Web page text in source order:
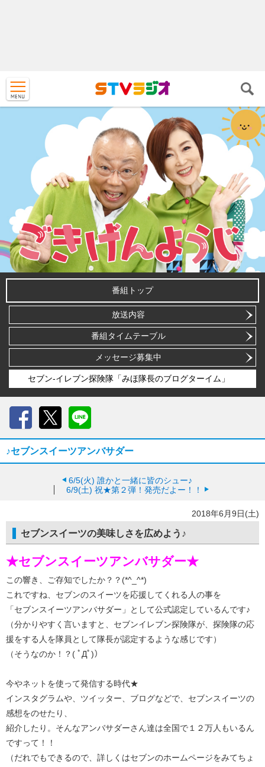
番組トップ
放送内容
番組タイムテーブル
メッセージ募集中
セブン-イレブン探険隊「みほ隊長のブログターイム」
♪セブンスイーツアンバサダー
6/5(火) 誰かと一緒に皆のシュー♪
6/9(土) 祝★第２弾！発売だよー！！
2018年6月9日(土)
セブンスイーツの美味しさを広めよう♪
★セブンスイーツアンバサダー★
この響き、ご存知でしたか？？(*^_^*)
これですね、セブンのスイーツを応援してくれる人の事を
「セブンスイーツアンバサダー」として公式認定しているんです♪
（分かりやすく言いますと、セブンイレブン探険隊が、探険隊の応
援をする人を隊員として隊長が認定するような感じです）
（そうなのか！？( ﾟДﾟ)）
今やネットを使って発信する時代★
インスタグラムや、ツイッター、ブログなどで、セブンスイーツの
感想をのせたり、
紹介したり。そんなアンバサダーさん達は全国で１２万人もいるん
ですって！！
（だれでもできるので、詳しくはセブンのホームページをみてちょ